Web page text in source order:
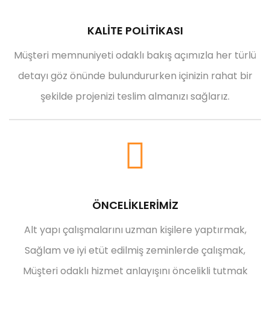
KALİTE POLİTİKASI
Müşteri memnuniyeti odaklı bakış açımızla her türlü
detayı göz önünde bulundururken içinizin rahat bir
şekilde projenizi teslim almanızı sağlarız.
ÖNCELİKLERİMİZ
Alt yapı çalışmalarını uzman kişilere yaptırmak,
Sağlam ve iyi etüt edilmiş zeminlerde çalışmak,
Müşteri odaklı hizmet anlayışını öncelikli tutmak